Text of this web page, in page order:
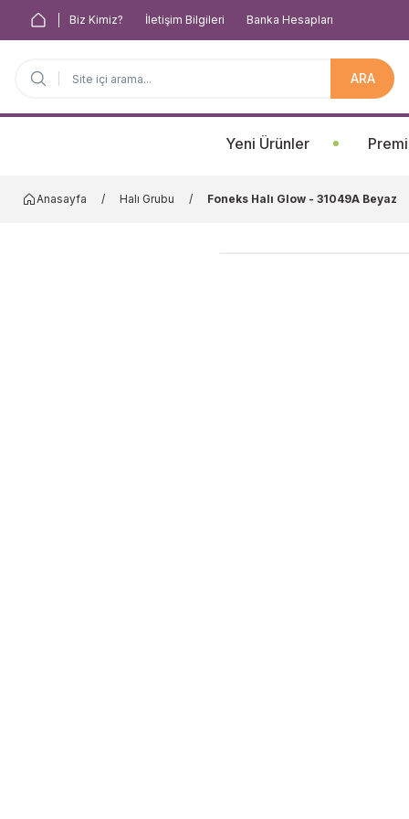
Biz Kimiz? İletişim Bilgileri Banka Hesapları
ARA
Yeni Ürünler
Anasayfa Halı Grubu Foneks Halı Glow - 31049A Beyaz